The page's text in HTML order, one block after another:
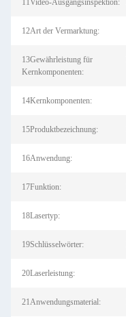
11Video-Ausgangsinspektion:
12Art der Vermarktung:
13Gewährleistung für
Kernkomponenten:
14Kernkomponenten:
15Produktbezeichnung:
16Anwendung:
17Funktion:
18Lasertyp:
19Schlüsselwörter:
20Laserleistung:
21Anwendungsmaterial: